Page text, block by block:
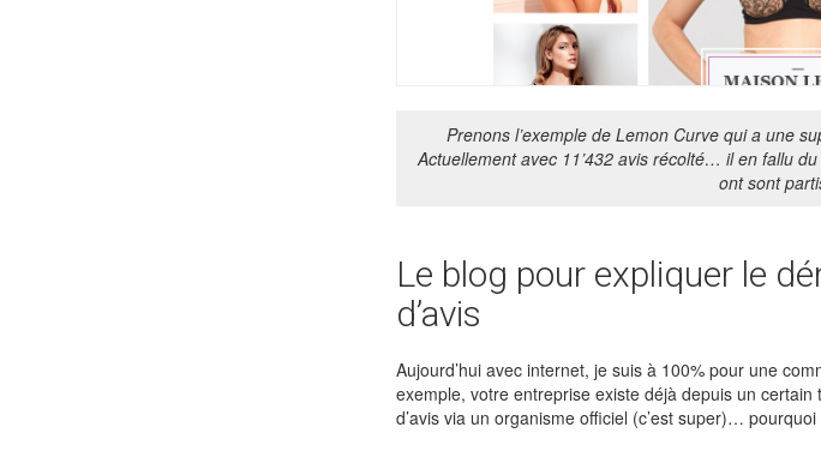
Prenons l’exemple de Lemon Curve qui a une
Actuellement avec 11’432 avis récolté… il en fallu
ont sont
Le blog pour expliquer le
d’avis
Aujourd’hui avec internet, je suis à 100% pour une
exemple, votre entreprise existe déjà depuis un
d’avis via un organisme officiel (c’est super)…